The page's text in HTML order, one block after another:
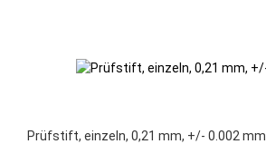
Prüfstift, einzeln, 0,21 mm, +/- 0.002 mm